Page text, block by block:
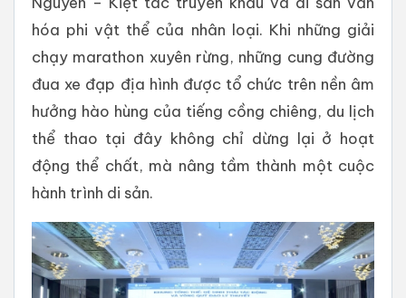
hóa phi vật thể của nhân loại. Khi những giải
chạy marathon xuyên rừng, những cung đường
đua xe đạp địa hình được tổ chức trên nền âm
hưởng hào hùng của tiếng cồng chiêng, du lịch
thể thao tại đây không chỉ dừng lại ở hoạt
động thể chất, mà nâng tầm thành một cuộc
hành trình di sản.